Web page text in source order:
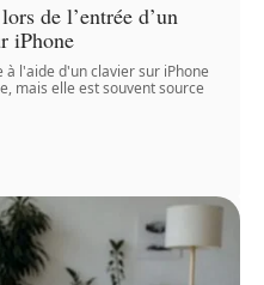
de l’entrée d’un
iPhone
l'aide d'un clavier sur iPhone
mais elle est souvent source